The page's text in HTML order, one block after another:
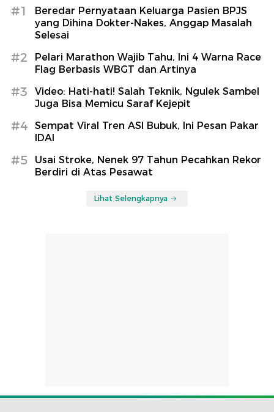
#1
Beredar Pernyataan Keluarga Pasien BPJS
yang Dihina Dokter-Nakes, Anggap Masalah
Selesai
#2
Pelari Marathon Wajib Tahu, Ini 4 Warna Race
Flag Berbasis WBGT dan Artinya
#3
Video: Hati-hati! Salah Teknik, Ngulek Sambel
Juga Bisa Memicu Saraf Kejepit
#4
Sempat Viral Tren ASI Bubuk, Ini Pesan Pakar
IDAI
#5
Usai Stroke, Nenek 97 Tahun Pecahkan Rekor
Berdiri di Atas Pesawat
Lihat Selengkapnya